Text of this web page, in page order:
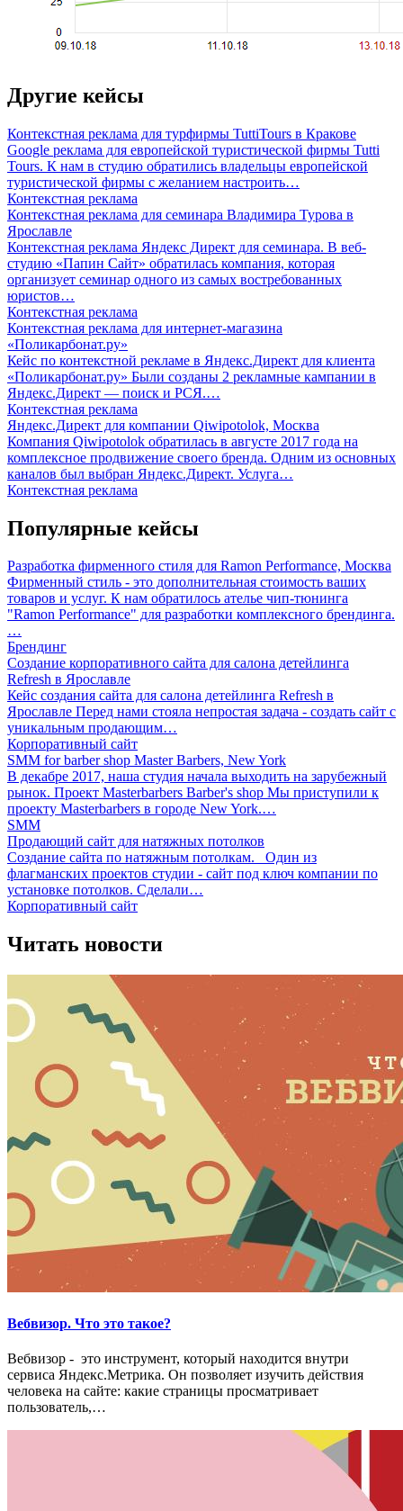
Другие кейсы
Контекстная реклама для турфирмы TuttiTours в Кракове
Google реклама для европейской туристической фирмы Tutti
Tours. К нам в студию обратились владельцы европейской
туристической фирмы с желанием настроить…
Контекстная реклама
Контекстная реклама для семинара Владимира Турова в
Ярославле
Контекстная реклама Яндекс Директ для семинара. В веб-
студию «Папин Сайт» обратилась компания, которая
организует семинар одного из самых востребованных
юристов…
Контекстная реклама
Контекстная реклама для интернет-магазина
«Поликарбонат.ру»
Кейс по контекстной рекламе в Яндекс.Директ для клиента
«Поликарбонат.ру» Были созданы 2 рекламные кампании в
Яндекс.Директ — поиск и РСЯ.…
Контекстная реклама
Яндекс.Директ для компании Qiwipotolok, Москва
Компания Qiwipotolok обратилась в августе 2017 года на
комплексное продвижение своего бренда. Одним из основных
каналов был выбран Яндекс.Директ. Услуга…
Контекстная реклама
Популярные кейсы
Разработка фирменного стиля для Ramon Performance, Москва
Фирменный стиль - это дополнительная стоимость ваших
товаров и услуг. К нам обратилось ателье чип-тюнинга
"Ramon Performance" для разработки комплексного брендинга.
…
Брендинг
Создание корпоративного сайта для салона детейлинга
Refresh в Ярославле
Кейс создания сайта для салона детейлинга Refresh в
Ярославле Перед нами стояла непростая задача - создать сайт с
уникальным продающим…
Корпоративный сайт
SMM for barber shop Master Barbers, New York
В декабре 2017, наша студия начала выходить на зарубежный
рынок. Проект Masterbarbers Barber's shop Мы приступили к
проекту Masterbarbers в городе New York.…
SMM
Продающий сайт для натяжных потолков
Создание сайта по натяжным потолкам. Один из
флагманских проектов студии - сайт под ключ компании по
установке потолков. Сделали…
Корпоративный сайт
Читать новости
Вебвизор. Что это такое?
Вебвизор - это инструмент, который находится внутри
сервиса Яндекс.Метрика. Он позволяет изучить действия
человека на сайте: какие страницы просматривает
пользователь,…